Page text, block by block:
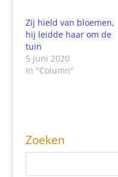
Zij hield van bloemen,
hij leidde haar om de
tuin
5 juni 2020
In "Column"
Zoeken